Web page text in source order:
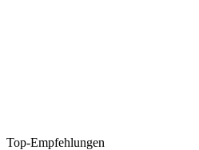
Top-Empfehlungen